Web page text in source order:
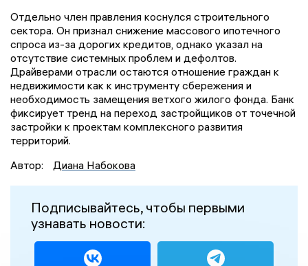
Отдельно член правления коснулся строительного
сектора. Он признал снижение массового ипотечного
спроса из-за дорогих кредитов, однако указал на
отсутствие системных проблем и дефолтов.
Драйверами отрасли остаются отношение граждан к
недвижимости как к инструменту сбережения и
необходимость замещения ветхого жилого фонда. Банк
фиксирует тренд на переход застройщиков от точечной
застройки к проектам комплексного развития
территорий.
Автор:
Диана Набокова
Подписывайтесь, чтобы первыми
узнавать новости: